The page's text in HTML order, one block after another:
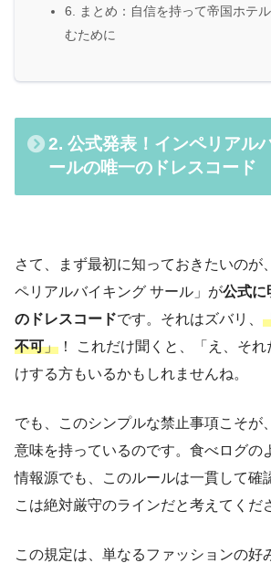
6. まとめ：自信を持って帝国ホテ
むために
2. 公式発表！インペリアル
ールの唯一のドレスコード
さて、まず最初に知っておきたいのが
ペリアルバイキング サール」が公式に
のドレスコードです。それはズバリ、
不可」 ！ これだけ聞くと、「え、そ
けする方もいるかもしれませんね。
でも、このシンプルな禁止事項こそが
意味を持っているのです。食べログの
情報源でも、このルールは一貫して確
こは絶対厳守のラインだと考えてくだ
この規定は、単なるファッションの好